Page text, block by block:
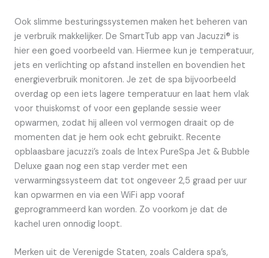
Ook slimme besturingssystemen maken het beheren van
je verbruik makkelijker. De SmartTub app van Jacuzzi® is
hier een goed voorbeeld van. Hiermee kun je temperatuur,
jets en verlichting op afstand instellen en bovendien het
energieverbruik monitoren. Je zet de spa bijvoorbeeld
overdag op een iets lagere temperatuur en laat hem vlak
voor thuiskomst of voor een geplande sessie weer
opwarmen, zodat hij alleen vol vermogen draait op de
momenten dat je hem ook echt gebruikt. Recente
opblaasbare jacuzzi’s zoals de Intex PureSpa Jet & Bubble
Deluxe gaan nog een stap verder met een
verwarmingssysteem dat tot ongeveer 2,5 graad per uur
kan opwarmen en via een WiFi app vooraf
geprogrammeerd kan worden. Zo voorkom je dat de
kachel uren onnodig loopt.
Merken uit de Verenigde Staten, zoals Caldera spa’s,